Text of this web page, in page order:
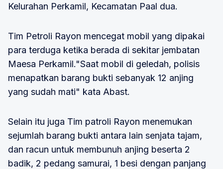
Kelurahan Perkamil, Kecamatan Paal dua.
Tim Petroli Rayon mencegat mobil yang dipakai
para terduga ketika berada di sekitar jembatan
Maesa Perkamil."Saat mobil di geledah, polisis
menapatkan barang bukti sebanyak 12 anjing
yang sudah mati" kata Abast.
Selain itu juga Tim patroli Rayon menemukan
sejumlah barang bukti antara lain senjata tajam,
dan racun untuk membunuh anjing beserta 2
badik, 2 pedang samurai, 1 besi dengan panjang